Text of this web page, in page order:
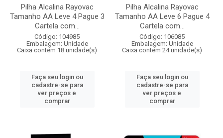
Pilha Alcalina Rayovac
Tamanho AA Leve 4 Pague 3
Cartela com...
Código: 104985
Embalagem: Unidade
Caixa contém 18 unidade(s)
Faça seu login ou
cadastre-se para
ver preços e
comprar
Pilha Alcalina Rayovac
Tamanho AA Leve 6 Pague 4
Cartela com...
Código: 106085
Embalagem: Unidade
Caixa contém 24 unidade(s)
Faça seu login ou
cadastre-se para
ver preços e
comprar